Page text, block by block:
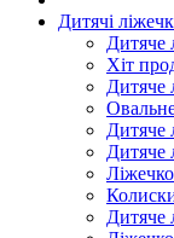
Дитячі
Дитяче
Хіт
Дитяче
Дитяче
Дитяче
Дитяче